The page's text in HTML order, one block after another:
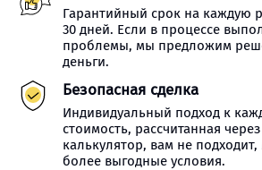
Гарантийный срок на каждую
30 дней. Если в процессе
проблемы, мы предложим
деньги.
Безопасная сделка
Индивидуальный подход к
стоимость, рассчитанная
калькулятор, вам не
более выгодные условия.